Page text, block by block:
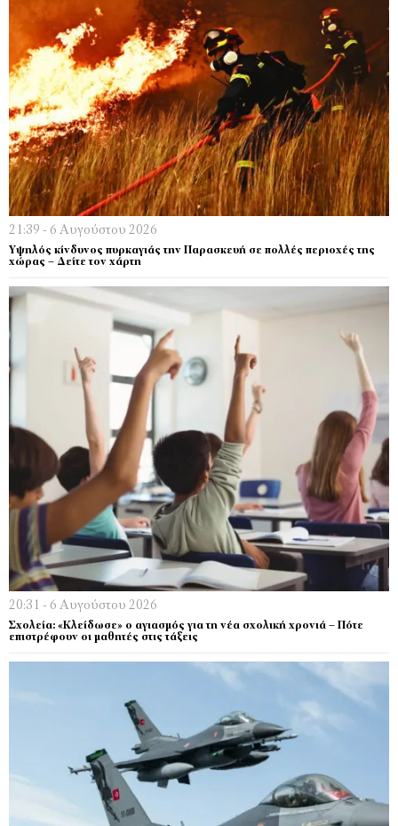
21:39 - 6 Αυγούστου 2026
Υψηλός κίνδυνος πυρκαγιάς την Παρασκευή σε πολλές περιοχές της
χώρας – Δείτε τον χάρτη
20:31 - 6 Αυγούστου 2026
Σχολεία: «Κλείδωσε» ο αγιασμός για τη νέα σχολική χρονιά – Πότε
επιστρέφουν οι μαθητές στις τάξεις